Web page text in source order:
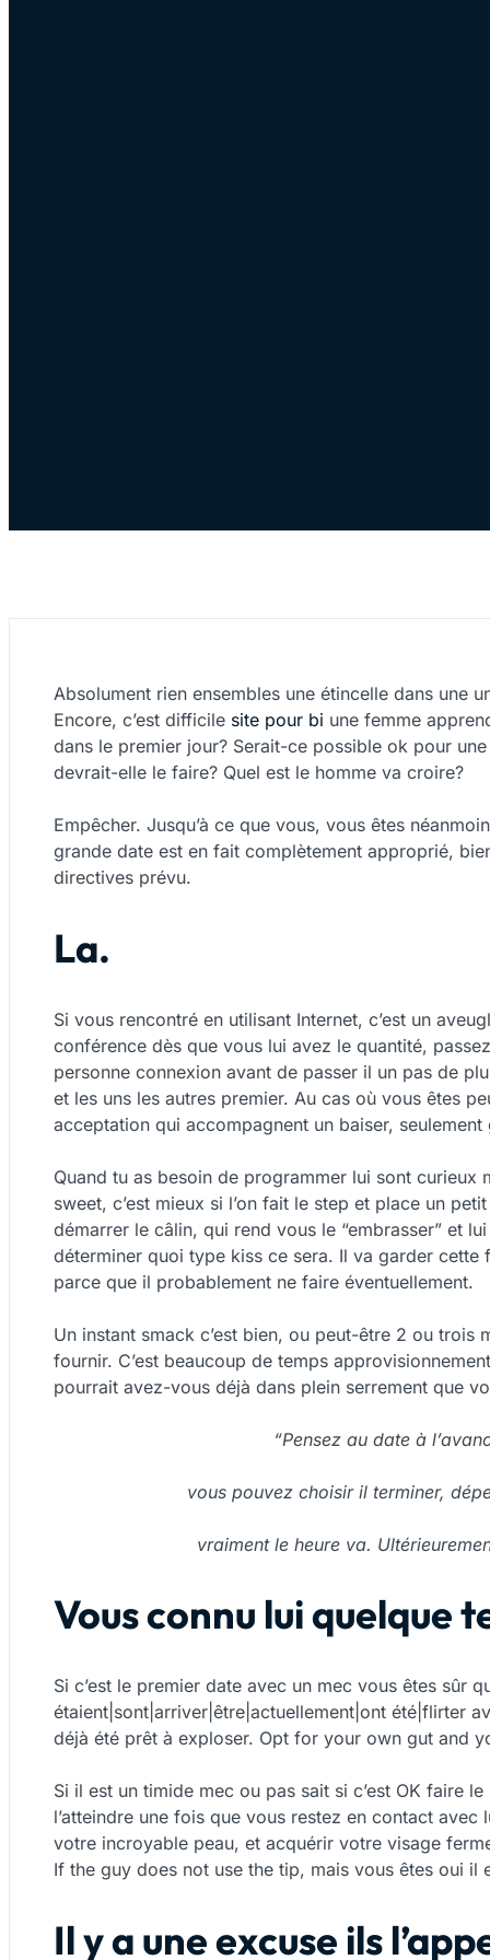
Absolument rien ensembles une étincelle dans une
Encore, c’est difficile site pour bi une femme
dans le premier jour? Serait-ce possible ok pour
devrait-elle le faire? Quel est le homme va croire?
Empêcher. Jusqu’à ce que vous, vous êtes
grande date est en fait complètement approprié,
directives prévu.
La.
Si vous rencontré en utilisant Internet, c’est un
conférence dès que vous lui avez le quantité,
personne connexion avant de passer il un pas de
et les uns les autres premier. Au cas où vous êtes
acceptation qui accompagnent un baiser,
Quand tu as besoin de programmer lui sont
sweet, c’est mieux si l’on fait le step et place un
démarrer le câlin, qui rend vous le “embrasser” et
déterminer quoi type kiss ce sera. Il va garder
parce que il probablement ne faire éventuellement.
Un instant smack c’est bien, ou peut-être 2 ou
fournir. C’est beaucoup de temps
pourrait avez-vous déjà dans plein serrement que
“Pensez au date à
vous pouvez choisir il terminer,
vraiment le heure va.
Vous connu lui quelque
Si c’est le premier date avec un mec vous êtes sûr
étaient|sont|arriver|être|actuellement|ont été|flirter
déjà été prêt à exploser. Opt for your own gut and
Si il est un timide mec ou pas sait si c’est OK faire
l’atteindre une fois que vous restez en contact
votre incroyable peau, et acquérir votre visage
If the guy does not use the tip, mais vous êtes oui il
Il y a une excuse ils